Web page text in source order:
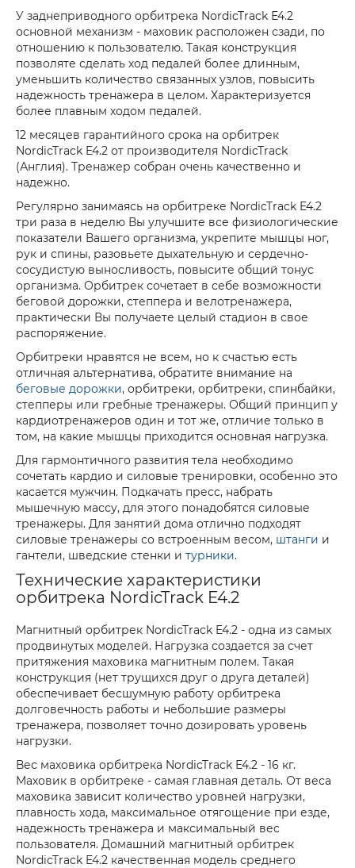
У заднеприводного орбитрека NordicTrack E4.2
основной механизм - маховик расположен сзади, по
отношению к пользователю. Такая конструкция
позволяте сделать ход педалей более длинным,
уменьшить количество связанных узлов, повысить
надежность тренажера в целом. Характеризуется
более плавным ходом педалей.
12 месяцев гарантийного срока на орбитрек
NordicTrack E4.2 от производителя NordicTrack
(Англия). Тренажер собран очень качественно и
надежно.
Регулярно занимаясь на орбитреке NordicTrack E4.2
три раза в неделю Вы улучшите все физиологические
показатели Вашего организма, укрепите мышцы ног,
рук и спины, разовьете дыхательную и сердечно-
сосудистую выносливость, повысите общий тонус
организма. Орбитрек сочетает в себе возможности
беговой дорожки, степпера и велотренажера,
практически Вы получаете целый стадион в свое
распоряжение.
Орбитреки нравятся не всем, но к счастью есть
отличная альтернатива, обратите внимание на
беговые дорожки, орбитреки, орбитреки, спинбайки,
степперы или гребные тренажеры. Общий принцип у
кардиотренажеров один и тот же, отличие только в
том, на какие мышцы приходится основная нагрузка.
Для гармонтичного развития тела необходимо
сочетать кардио и силовые тренировки, особенно это
касается мужчин. Подкачать пресс, набрать
мышечную массу, для этого понадобятся силовые
тренажеры. Для занятий дома отлично подходят
силовые тренажеры со встроенным весом, штанги и
гантели, шведские стенки и турники.
Технические характеристики
орбитрека NordicTrack E4.2
Магнитный орбитрек NordicTrack E4.2 - одна из самых
продвинутых моделей. Нагрузка создается за счет
притяжения маховика магнитным полем. Такая
конструкция (нет трущихся друг о друга деталей)
обеспечивает бесшумную работу орбитрека
долговечность работы и небольшие размеры
тренажера, позволяет точно дозировать уровень
нагрузки.
Вес маховика орбитрека NordicTrack E4.2 - 16 кг.
Маховик в орбитреке - самая главная деталь. От веса
маховика зависит количество уровней нагрузки,
плавность хода, максимальное отягощение при езде,
надежность тренажера и максимальный вес
пользователя. Домашний магнитный орбитрек
NordicTrack E4.2 качественная модель среднего